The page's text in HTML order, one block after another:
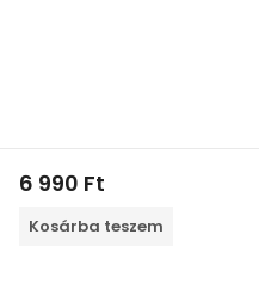
6 990 Ft
Kosárba teszem